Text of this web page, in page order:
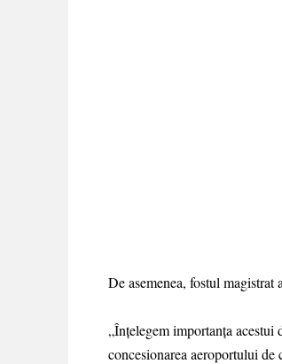
De asemenea, fostul magistrat
„Înțelegem importanța acestui
concesionarea aeroportului de